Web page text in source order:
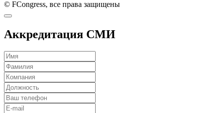
© FCongress, все права защищены
Аккредитация СМИ